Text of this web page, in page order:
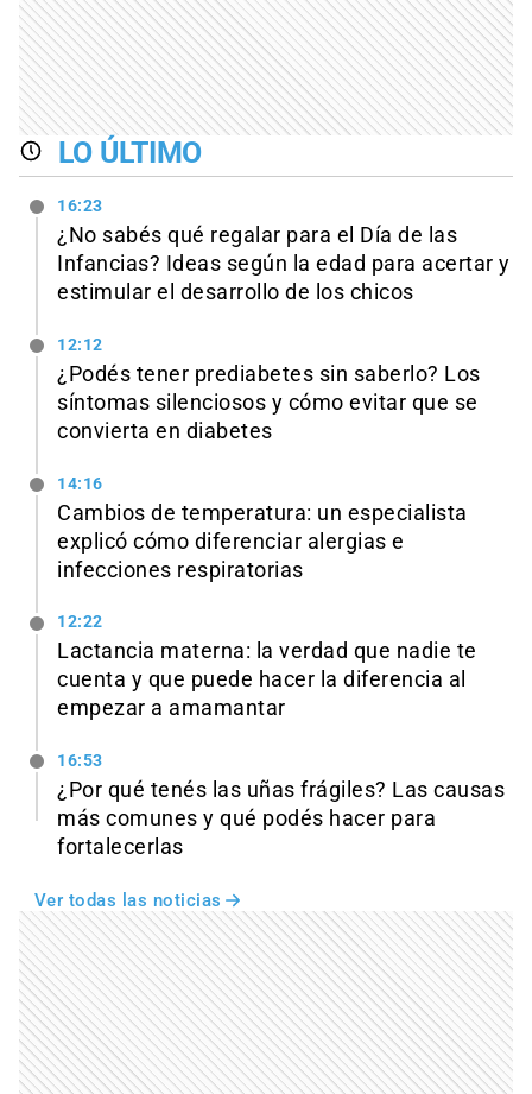
LO ÚLTIMO
16:23
¿No sabés qué regalar para el Día de las
Infancias? Ideas según la edad para acertar y
estimular el desarrollo de los chicos
12:12
¿Podés tener prediabetes sin saberlo? Los
síntomas silenciosos y cómo evitar que se
convierta en diabetes
14:16
Cambios de temperatura: un especialista
explicó cómo diferenciar alergias e
infecciones respiratorias
12:22
Lactancia materna: la verdad que nadie te
cuenta y que puede hacer la diferencia al
empezar a amamantar
16:53
¿Por qué tenés las uñas frágiles? Las causas
más comunes y qué podés hacer para
fortalecerlas
Ver todas las noticias